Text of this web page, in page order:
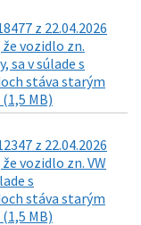
z 22.04.2026
vozidlo zn.
sa v súlade s
stáva starým
MB)
z 22.04.2026
vozidlo zn. VW
s
stáva starým
MB)